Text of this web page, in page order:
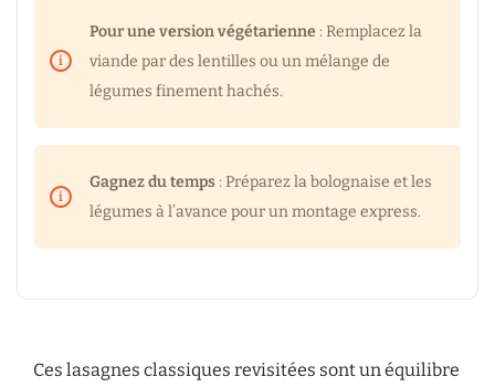
Pour une version végétarienne : Remplacez la
viande par des lentilles ou un mélange de
légumes finement hachés.
Gagnez du temps : Préparez la bolognaise et les
légumes à l’avance pour un montage express.
Ces lasagnes classiques revisitées sont un équilibre